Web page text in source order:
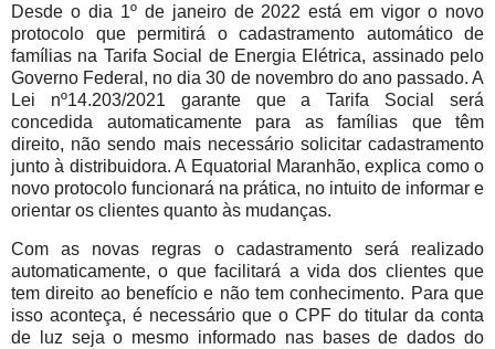
Desde o dia 1º de janeiro de 2022 está em vigor o novo
protocolo que permitirá o cadastramento automático de
famílias na Tarifa Social de Energia Elétrica, assinado pelo
Governo Federal, no dia 30 de novembro do ano passado. A
Lei nº14.203/2021 garante que a Tarifa Social será
concedida automaticamente para as famílias que têm
direito, não sendo mais necessário solicitar cadastramento
junto à distribuidora. A Equatorial Maranhão, explica como o
novo protocolo funcionará na prática, no intuito de informar e
orientar os clientes quanto às mudanças.
Com as novas regras o cadastramento será realizado
automaticamente, o que facilitará a vida dos clientes que
tem direito ao benefício e não tem conhecimento. Para que
isso aconteça, é necessário que o CPF do titular da conta
de luz seja o mesmo informado nas bases de dados do